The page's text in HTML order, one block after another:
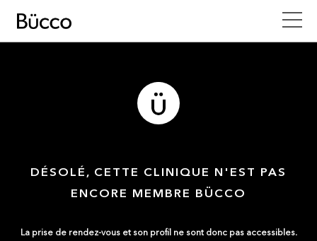
DÉSOLÉ, CETTE CLINIQUE N'EST PAS
ENCORE MEMBRE BÜCCO
La prise de rendez-vous et son profil ne sont donc pas accessibles.